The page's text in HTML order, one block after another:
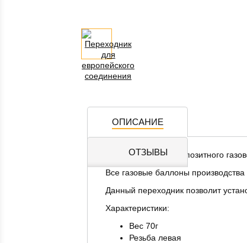
ОПИСАНИЕ
ОТЗЫВЫ
Переходник для композитного
Все газовые баллоны
Данный переходник позволит
Характеристики:
Вес 70г
Резьба левая